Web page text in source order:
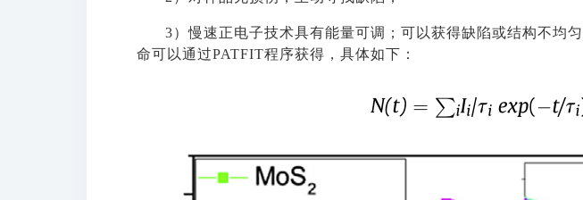
3）慢速正电子技术具有能量可调；可以获得缺陷或结构不均
命可以通过PATFIT程序获得，具体如下：